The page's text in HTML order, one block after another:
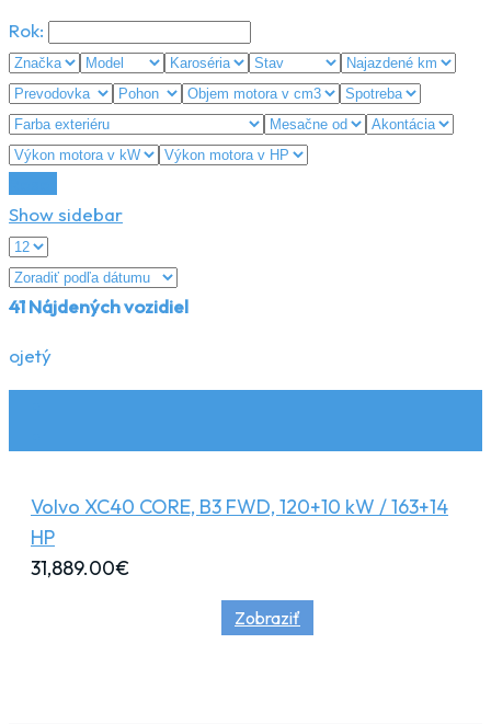
Rok:
Show sidebar
41Nájdených vozidiel
ojetý
Volvo XC40 CORE, B3 FWD, 120+10 kW / 163+14
HP
31,889.00€
Zobraziť